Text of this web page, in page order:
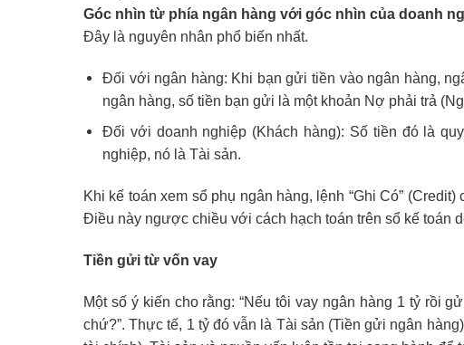
Góc nhìn từ phía ngân hàng với góc nhìn của doanh
Đây là nguyên nhân phổ biến nhất.
Đối với ngân hàng: Khi bạn gửi tiền vào ngân hàng,
ngân hàng, số tiền bạn gửi là một khoản Nợ phải trả
Đối với doanh nghiệp (Khách hàng): Số tiền đó là
nghiệp, nó là Tài sản.
Khi kế toán xem sổ phụ ngân hàng, lệnh “Ghi Có”
Điều này ngược chiều với cách hạch toán trên sổ kế toán
Tiền gửi từ vốn vay
Một số ý kiến cho rằng: “Nếu tôi vay ngân hàng 1 tỷ rồi
chứ?”. Thực tế, 1 tỷ đó vẫn là Tài sản (Tiền gửi ngân